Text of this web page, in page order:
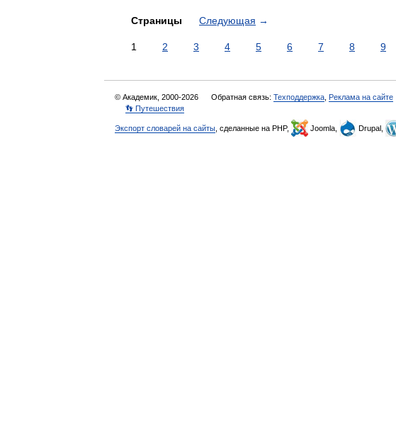
Страницы Следующая →
1 2 3 4 5 6 7 8 9
© Академик, 2000-2026 Обратная связь: Техподдержка Реклама на сайте
👣 Путешествия
Экспорт словарей на сайты , сделанные на PHP, Joomla, Drupal,